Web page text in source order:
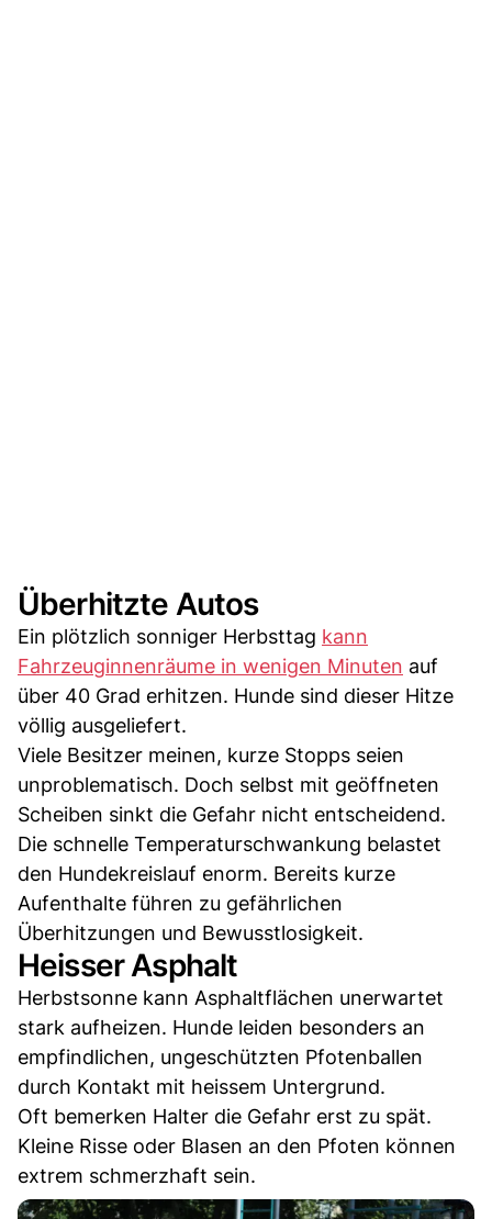
Überhitzte Autos
Ein plötzlich sonniger Herbsttag kann
Fahrzeuginnenräume in wenigen Minuten auf
über 40 Grad erhitzen. Hunde sind dieser Hitze
völlig ausgeliefert.
Viele Besitzer meinen, kurze Stopps seien
unproblematisch. Doch selbst mit geöffneten
Scheiben sinkt die Gefahr nicht entscheidend.
Die schnelle Temperaturschwankung belastet
den Hundekreislauf enorm. Bereits kurze
Aufenthalte führen zu gefährlichen
Überhitzungen und Bewusstlosigkeit.
Heisser Asphalt
Herbstsonne kann Asphaltflächen unerwartet
stark aufheizen. Hunde leiden besonders an
empfindlichen, ungeschützten Pfotenballen
durch Kontakt mit heissem Untergrund.
Oft bemerken Halter die Gefahr erst zu spät.
Kleine Risse oder Blasen an den Pfoten können
extrem schmerzhaft sein.